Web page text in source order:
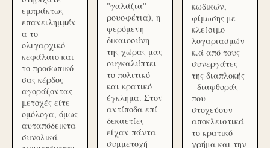
εμπράκτως
επανειλημμέν
α το
ολιγαρχικό
κεφάλαιο και
το προσωπικό
σας κέρδος
αγοράζοντας
μετοχές είτε
ομόλογα, όμως
αυταπόδεικτα
συνολικά
''γαλάζια''
ρουσφέτια), η
φερόμενη
δικαιοσύνη
της χώρας μας
συγκαλύπτει
το πολιτικό
και κρατικό
έγκλημα. Στον
αντίποδα επί
δεκαετίες
είχαν πάντα
συμμετοχή
κωδικών,
φίμωσης με
κλείσιμο
λογαριασμών
κ.ά από τους
συνεργάτες
της διαπλοκής
- διαφθοράς
που
στοχεύουν
αποκλειστικά
το κρατικό
χρήμα και την